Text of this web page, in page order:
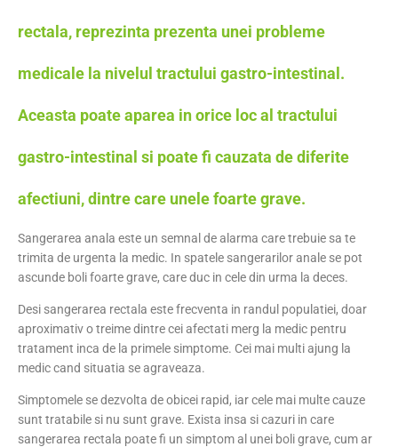
rectala, reprezinta prezenta unei probleme
medicale la nivelul tractului gastro-intestinal.
Aceasta poate aparea in orice loc al tractului
gastro-intestinal si poate fi cauzata de diferite
afectiuni, dintre care unele foarte grave.
Sangerarea anala este un semnal de alarma care trebuie sa te
trimita de urgenta la medic. In spatele sangerarilor anale se pot
ascunde boli foarte grave, care duc in cele din urma la deces.
Desi sangerarea rectala este frecventa in randul populatiei, doar
aproximativ o treime dintre cei afectati merg la medic pentru
tratament inca de la primele simptome. Cei mai multi ajung la
medic cand situatia se agraveaza.
Simptomele se dezvolta de obicei rapid, iar cele mai multe cauze
sunt tratabile si nu sunt grave. Exista insa si cazuri in care
sangerarea rectala poate fi un simptom al unei boli grave, cum ar